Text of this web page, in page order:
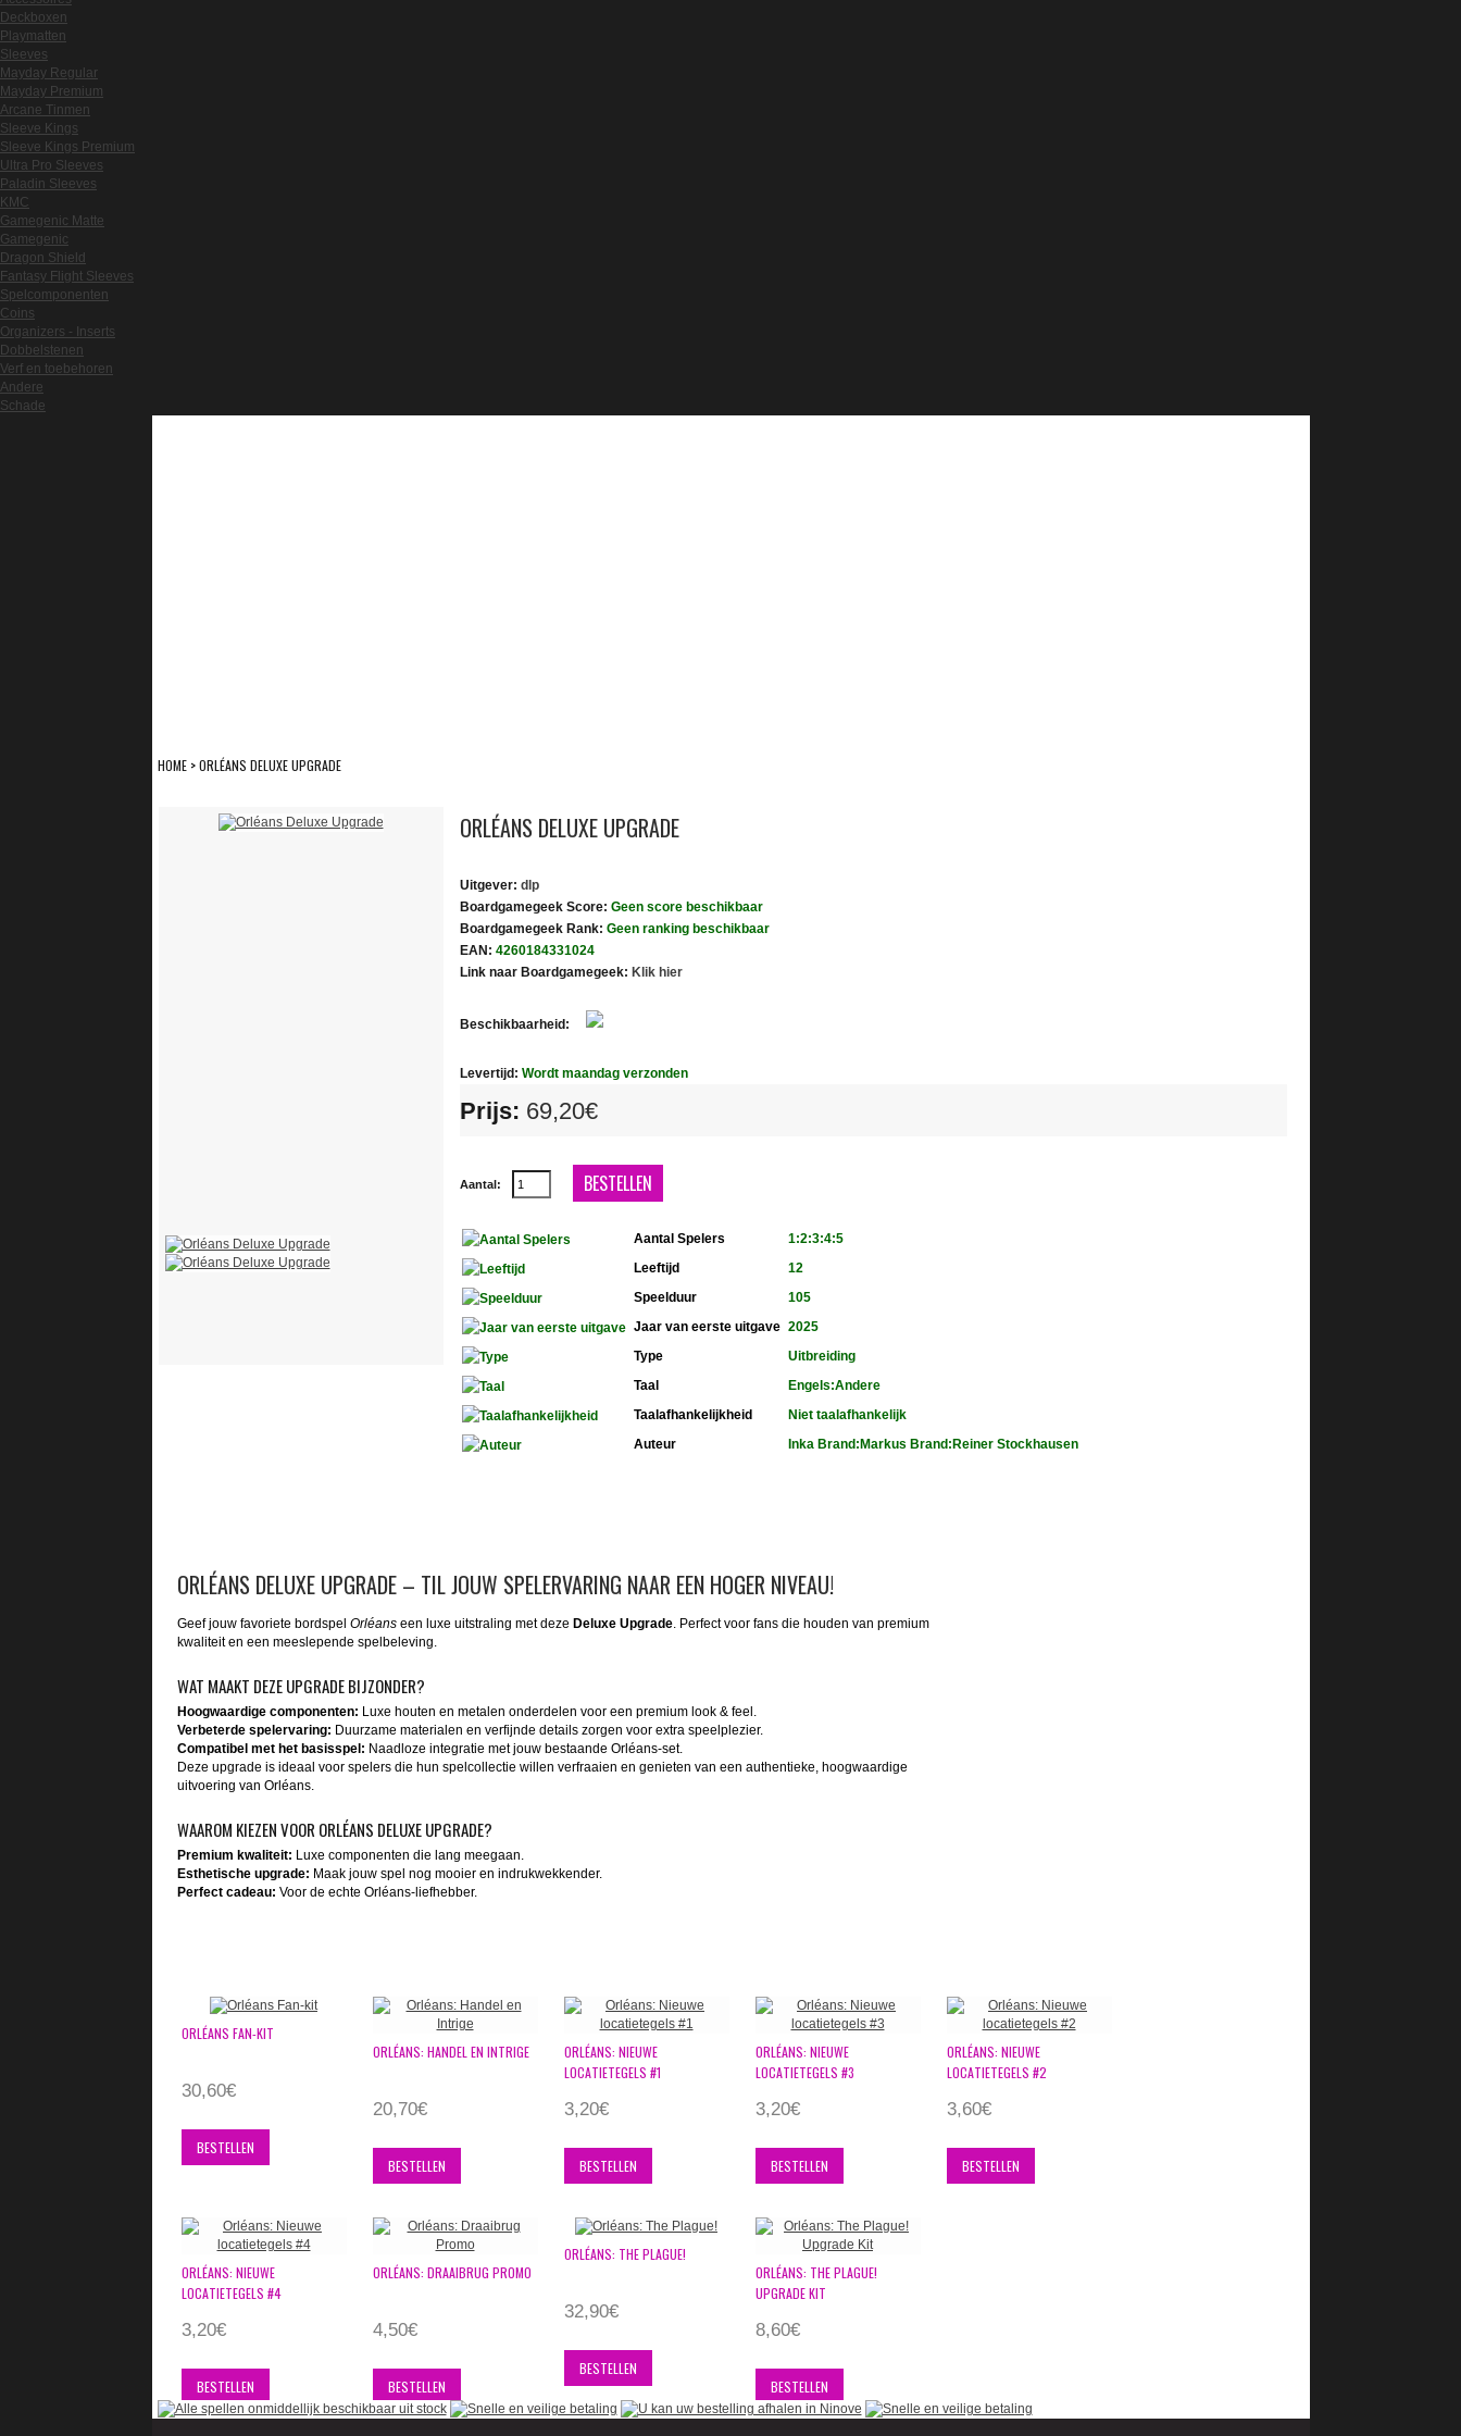
Deckboxen
Playmatten
Sleeves
Mayday Regular
Mayday Premium
Arcane Tinmen
Sleeve Kings
Sleeve Kings Premium
Ultra Pro Sleeves
Paladin Sleeves
KMC
Gamegenic Matte
Gamegenic
Dragon Shield
Fantasy Flight Sleeves
Spelcomponenten
Coins
Organizers - Inserts
Dobbelstenen
Verf en toebehoren
Andere
Schade
HOME>ORLÉANS DELUXE UPGRADE
ORLÉANS DELUXE UPGRADE
Uitgever: dlp
Boardgamegeek Score: Geen score beschikbaar
Boardgamegeek Rank: Geen ranking beschikbaar
EAN: 4260184331024
Link naar Boardgamegeek: Klik hier
Beschikbaarheid:
Levertijd: Wordt maandag verzonden
Prijs: 69,20€
Aantal: BESTELLEN
Aantal Spelers
1:2:3:4:5
Leeftijd
12
Speelduur
105
Jaar van eerste uitgave 2025
Type
Uitbreiding
Taal
Engels:Andere
Taalafhankelijkheid
Niet taalafhankelijk
Auteur
Inka Brand:Markus Brand:Reiner Stockhausen
ORLÉANS DELUXE UPGRADE – TIL JOUW SPELERVARING NAAR EEN HOGER NIVEAU!
Geef jouw favoriete bordspel Orléanseen luxe uitstraling met deze Deluxe Upgrade. Perfect voor fans die houden van premium
kwaliteit en een meeslepende spelbeleving.
WAT MAAKT DEZE UPGRADE BIJZONDER?
Hoogwaardige componenten: Luxe houten en metalen onderdelen voor een premium look & feel.
Verbeterde spelervaring: Duurzame materialen en verfijnde details zorgen voor extra speelplezier.
Compatibel met het basisspel: Naadloze integratie met jouw bestaande Orléans-set.
Deze upgrade is ideaal voor spelers die hun spelcollectie willen verfraaien en genieten van een authentieke, hoogwaardige
uitvoering van Orléans.
WAAROM KIEZEN VOOR ORLÉANS DELUXE UPGRADE?
Premium kwaliteit: Luxe componenten die lang meegaan.
Esthetische upgrade: Maak jouw spel nog mooier en indrukwekkender.
Perfect cadeau: Voor de echte Orléans-liefhebber.
ORLÉANS FAN-KIT
30,60€
BESTELLEN
ORLÉANS: HANDEL EN INTRIGE
20,70€
BESTELLEN
ORLÉANS: NIEUWE
LOCATIETEGELS #1
3,20€
BESTELLEN
ORLÉANS: NIEUWE
LOCATIETEGELS #3
3,20€
BESTELLEN
ORLÉANS: NIEUWE
LOCATIETEGELS #2
3,60€
BESTELLEN
ORLÉANS: NIEUWE
LOCATIETEGELS #4
3,20€
BESTELLEN
ORLÉANS: DRAAIBRUG PROMO
4,50€
BESTELLEN
ORLÉANS: THE PLAGUE!
32,90€
BESTELLEN
ORLÉANS: THE PLAGUE!
UPGRADE KIT
8,60€
BESTELLEN